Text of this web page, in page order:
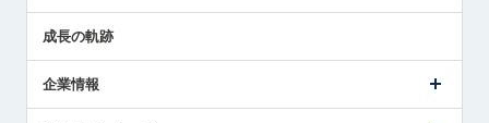
成長の軌跡
企業情報